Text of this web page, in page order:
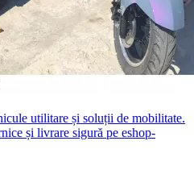
utilitare și soluții de mobilitate.
și livrare sigură pe eshop-